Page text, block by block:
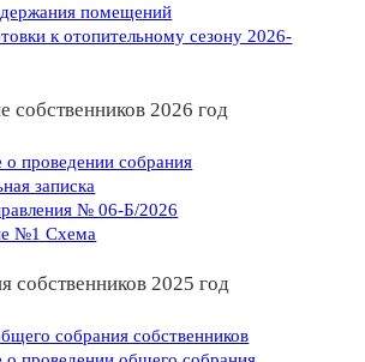
помещений
к отопительному сезону 2026-
собственников 2026 год
проведении собрания
записка
№ 06-Б/2026
№1 Схема
собственников 2025 год
собрания собственников